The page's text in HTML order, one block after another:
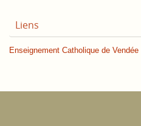
Liens
Enseignement Catholique de Vendée